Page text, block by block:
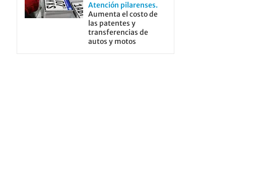
Atención pilarenses
Aumenta el costo de
las patentes y
transferencias de
autos y motos